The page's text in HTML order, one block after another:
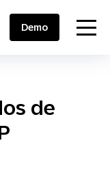
menu
Demo
de